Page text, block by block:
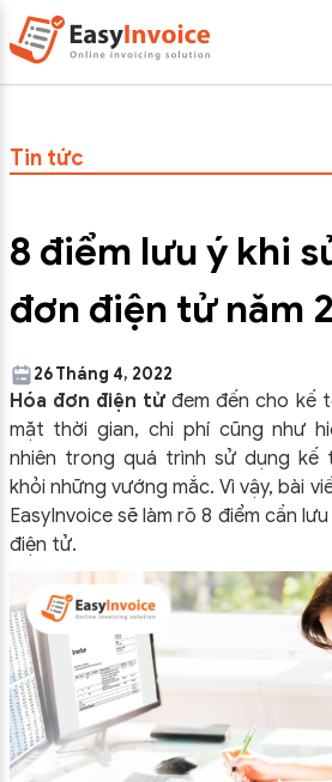
Tin tức
8 điểm lưu ý khi
đơn điện tử năm
26 Tháng 4, 2022
Hóa đơn điện tửđem đến cho kế
mặt thời gian, chi phí cũng như
nhiên trong quá trình sử dụng kế
khỏi những vướng mắc. Vì vậy, bài
EasyInvoicesẽ làm rõ 8 điểm cần
điện tử.